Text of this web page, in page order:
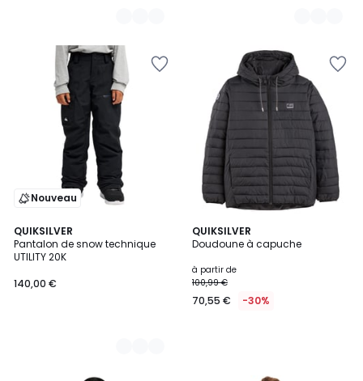
Nouveau
QUIKSILVER
Pantalon de snow technique
UTILITY 20K
140,00 €
3
Couleurs
QUIKSILVER
Doudoune à capuche
à partir de
100,99 €
70,55 € -30%